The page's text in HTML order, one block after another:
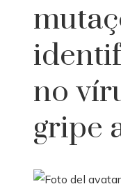
no
gripe